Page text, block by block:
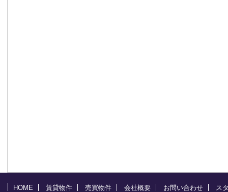
HOME 賃貸物件 売買物件 会社概要 お問い合わせ ス